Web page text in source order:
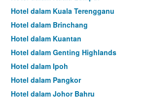
Hotel dalam Kuala Terengganu
Hotel dalam Brinchang
Hotel dalam Kuantan
Hotel dalam Genting Highlands
Hotel dalam Ipoh
Hotel dalam Pangkor
Hotel dalam Johor Bahru